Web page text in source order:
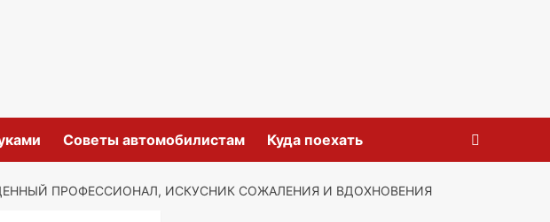
Советы автомобилистам Куда поехать
ПРОФЕССИОНАЛ, ИСКУСНИК СОЖАЛЕНИЯ И ВДОХНОВЕНИЯ